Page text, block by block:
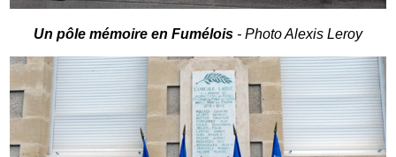
Un pôle mémoire en Fumélois - Photo Alexis Leroy